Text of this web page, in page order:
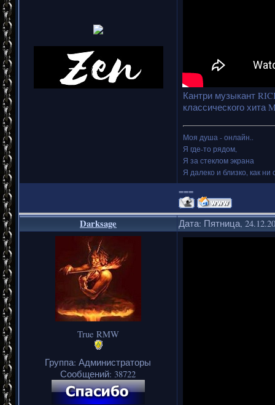
Кантри музыкант
классического хита
Моя душа - онлайн..
Я где-то рядом,
Я за стеклом экрана
Я далеко и близко, как ни
===
Darksage Дата: Пятница,
True RMW
Группа: Администраторы
Сообщений: 38722